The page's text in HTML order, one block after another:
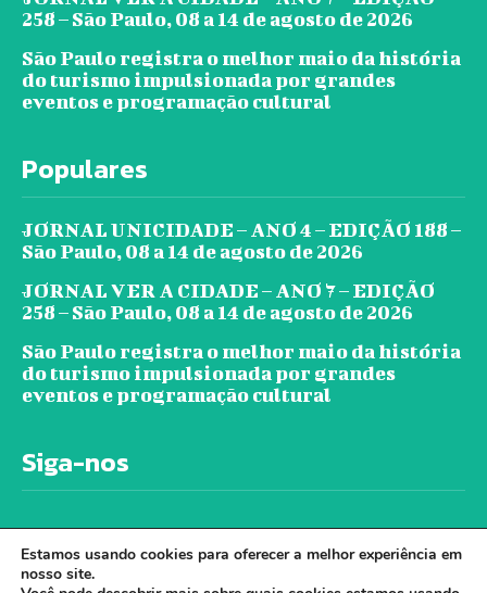
258 – São Paulo, 08 a 14 de agosto de 2026
São Paulo registra o melhor maio da história
do turismo impulsionada por grandes
eventos e programação cultural
Populares
JORNAL UNICIDADE – ANO 4 – EDIÇÃO 188 –
São Paulo, 08 a 14 de agosto de 2026
JORNAL VER A CIDADE – ANO 7 – EDIÇÃO
258 – São Paulo, 08 a 14 de agosto de 2026
São Paulo registra o melhor maio da história
do turismo impulsionada por grandes
eventos e programação cultural
Siga-nos
Estamos usando cookies para oferecer a melhor experiência em
nosso site.